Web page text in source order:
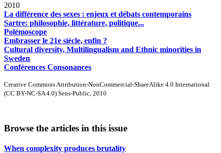
2010
La différence des sexes : enjeux et débats contemporains
Sartre: philosophie, littérature, politique...
Polémoscope
Embrasser le 21e siècle, enfin ?
Cultural diversity, Multilingualism and Ethnic minorities in
Sweden
Conférences Consonances
Creative Commons Attribution-NonCommercial-ShareAlike 4.0 International
(CC BY-NC-SA 4.0) Sens-Public, 2010
Browse the articles in this issue
When complexity produces brutality